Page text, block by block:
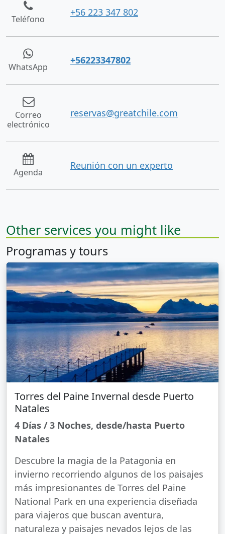
Teléfono
+56 223 347 802
WhatsApp
+56223347802
Correo
electrónico
reservas@greatchile.com
Agenda
Reunión con un experto
Other services you might like
Programas y tours
Torres del Paine Invernal desde Puerto
Natales
4 Días / 3 Noches, desde/hasta Puerto
Natales
Descubre la magia de la Patagonia en
invierno recorriendo algunos de los paisajes
más impresionantes de Torres del Paine
National Park en una experiencia diseñada
para viajeros que buscan aventura,
naturaleza y paisajes nevados lejos de las